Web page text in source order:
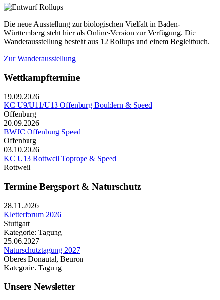
Die neue Ausstellung zur biologischen Vielfalt in Baden-
Württemberg steht hier als Online-Version zur Verfügung. Die
Wanderausstellung besteht aus 12 Rollups und einem Begleitbuch.
Zur Wanderausstellung
Wettkampftermine
19.09.2026
KC U9/U11/U13 Offenburg Bouldern & Speed
Offenburg
20.09.2026
BWJC Offenburg Speed
Offenburg
03.10.2026
KC U13 Rottweil Toprope & Speed
Rottweil
Termine Bergsport & Naturschutz
28.11.2026
Kletterforum 2026
Stuttgart
Kategorie: Tagung
25.06.2027
Naturschutztagung 2027
Oberes Donautal, Beuron
Kategorie: Tagung
Unsere Newsletter